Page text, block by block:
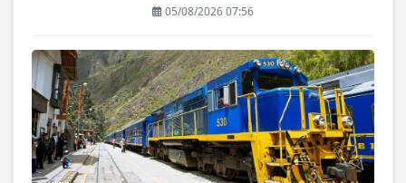
05/08/2026 07:56